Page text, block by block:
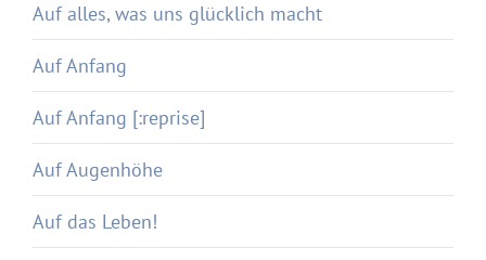
Auf alles, was uns glücklich macht
Auf Anfang
Auf Anfang [:reprise]
Auf Augenhöhe
Auf das Leben!